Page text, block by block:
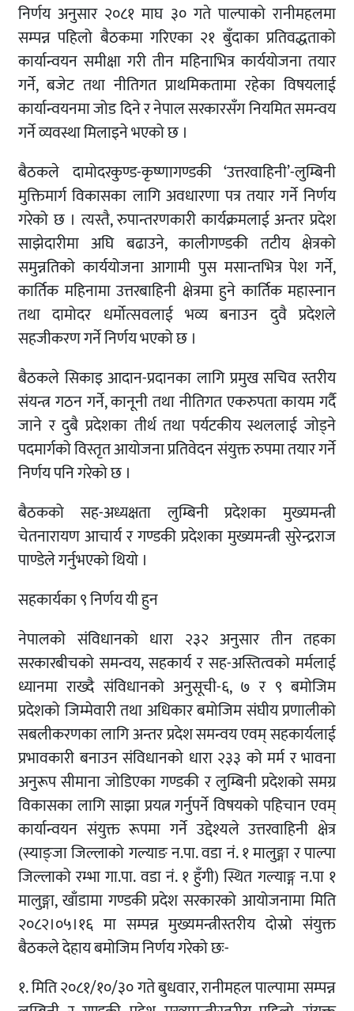
निर्णय अनुसार २०८१ माघ ३० गते पाल्पाको रानीमहलमा
सम्पन्न पहिलो बैठकमा गरिएका २१ बुँदाका प्रतिवद्धताको
कार्यान्वयन समीक्षा गरी तीन महिनाभित्र कार्ययोजना तयार
गर्ने, बजेट तथा नीतिगत प्राथमिकतामा रहेका विषयलाई
कार्यान्वयनमा जोड दिने र नेपाल सरकारसँग नियमित समन्वय
गर्ने व्यवस्था मिलाइने भएको छ ।
बैठकले दामोदरकुण्ड-कृष्णागण्डकी ‘उत्तरवाहिनी’-लुम्बिनी
मुक्तिमार्ग विकासका लागि अवधारणा पत्र तयार गर्ने निर्णय
गरेको छ । त्यस्तै, रुपान्तरणकारी कार्यक्रमलाई अन्तर प्रदेश
साझेदारीमा अघि बढाउने, कालीगण्डकी तटीय क्षेत्रको
समुन्नतिको कार्ययोजना आगामी पुस मसान्तभित्र पेश गर्ने,
कार्तिक महिनामा उत्तरबाहिनी क्षेत्रमा हुने कार्तिक महास्नान
तथा दामोदर धर्मोत्सवलाई भव्य बनाउन दुवै प्रदेशले
सहजीकरण गर्ने निर्णय भएको छ ।
बैठकले सिकाइ आदान-प्रदानका लागि प्रमुख सचिव स्तरीय
संयन्त्र गठन गर्ने, कानूनी तथा नीतिगत एकरुपता कायम गर्दै
जाने र दुबै प्रदेशका तीर्थ तथा पर्यटकीय स्थललाई जोड्ने
पदमार्गको विस्तृत आयोजना प्रतिवेदन संयुक्त रुपमा तयार गर्ने
निर्णय पनि गरेको छ ।
बैठकको सह-अध्यक्षता लुम्बिनी प्रदेशका मुख्यमन्त्री
चेतनारायण आचार्य र गण्डकी प्रदेशका मुख्यमन्त्री सुरेन्द्रराज
पाण्डेले गर्नुभएको थियो ।
सहकार्यका ९ निर्णय यी हुन
नेपालको संविधानको धारा २३२ अनुसार तीन तहका
सरकारबीचको समन्वय, सहकार्य र सह-अस्तित्वको मर्मलाई
ध्यानमा राख्दै संविधानको अनुसूची-६, ७ र ९ बमोजिम
प्रदेशको जिम्मेवारी तथा अधिकार बमोजिम संघीय प्रणालीको
सबलीकरणका लागि अन्तर प्रदेश समन्वय एवम् सहकार्यलाई
प्रभावकारी बनाउन संविधानको धारा २३३ को मर्म र भावना
अनुरूप सीमाना जोडिएका गण्डकी र लुम्बिनी प्रदेशको समग्र
विकासका लागि साझा प्रयत्न गर्नुपर्ने विषयको पहिचान एवम्
कार्यान्वयन संयुक्त रूपमा गर्ने उद्देश्यले उत्तरवाहिनी क्षेत्र
(स्याङ्जा जिल्लाको गल्याङ न.पा. वडा नं. १ मालुङ्गा र पाल्पा
जिल्लाको रम्भा गा.पा. वडा नं. १ हुँगी) स्थित गल्याङ्ग न.पा १
मालुङ्गा, खाँडामा गण्डकी प्रदेश सरकारको आयोजनामा मिति
२०८२।०५।१६ मा सम्पन्न मुख्यमन्त्रीस्तरीय दोस्रो संयुक्त
बैठकले देहाय बमोजिम निर्णय गरेको छः-
१. मिति २०८१/१०/३० गते बुधवार, रानीमहल पाल्पामा सम्पन्न